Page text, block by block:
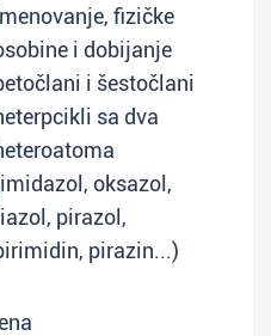
fizičke
i dobijanje
i šestočlani
sa dva
oksazol,
pirazol,
pirazin...)